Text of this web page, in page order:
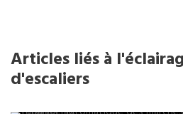
Articles liés à
d'escaliers